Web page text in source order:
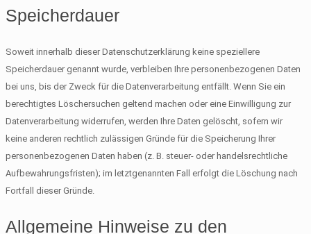
Speicherdauer
Soweit innerhalb dieser Datenschutzerklärung keine speziellere
Speicherdauer genannt wurde, verbleiben Ihre personenbezogenen Daten
bei uns, bis der Zweck für die Datenverarbeitung entfällt. Wenn Sie ein
berechtigtes Löschersuchen geltend machen oder eine Einwilligung zur
Datenverarbeitung widerrufen, werden Ihre Daten gelöscht, sofern wir
keine anderen rechtlich zulässigen Gründe für die Speicherung Ihrer
personenbezogenen Daten haben (z. B. steuer- oder handelsrechtliche
Aufbewahrungsfristen); im letztgenannten Fall erfolgt die Löschung nach
Fortfall dieser Gründe.
Allgemeine Hinweise zu den